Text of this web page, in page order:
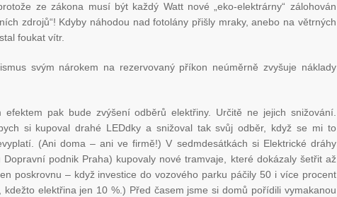
ze zákona musí být každý Watt nové „eko-elektrárny“ zálohován
zdrojů“! Kdyby náhodou nad fotolány přišly mraky, anebo na větrných
foukat vítr.
svým nárokem na rezervovaný příkon neúměrně zvyšuje náklady
efektem pak bude zvýšení odběrů elektřiny. Určitě ne jejich snižování.
si kupoval drahé LEDdky a snižoval tak svůj odběr, když se mi to
(Ani doma – ani ve firmě!) V sedmdesátkách si Elektrické dráhy
Dopravní podnik Praha) kupovaly nové tramvaje, které dokázaly šetřit až
poskrovnu – když investice do vozového parku páčily 50 i více procent
kdežto elektřina jen 10 %.) Před časem jsme si domů pořídili vymakanou